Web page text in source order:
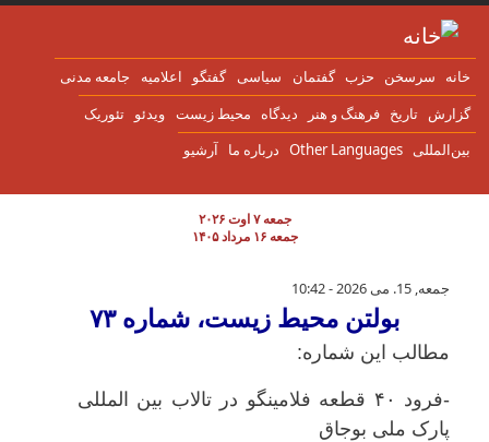
به محتوای اصلی
سرسخن حزب گفتمان سياسی گفتگو اعلاميه جامعه مدنی
تاریخ فرهنگ و هنر دیدگاه محیط زیست ویدئو تئوریک
Other Languages درباره ما آرشیو
جمعه ۷ اوت ۲۰۲۶
جمعه ۱۶ مرداد ۱۴۰۵
بولتن محیط زیست، شماره ۷۳
جمعه, 15. می 2026 - 10:42
بولتن محیط زیست، شماره ۷۳
مطالب این شماره:
-فرود ۴۰ قطعه فلامینگو در تالاب بین المللی
پارک ملی بوجاق